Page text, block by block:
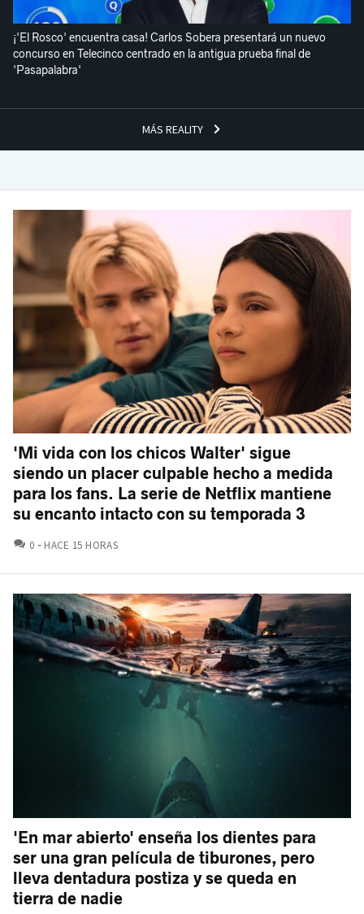
MÁS REALITY
¡'El Rosco' encuentra casa! Carlos Sobera presentará un nuevo
concurso en Telecinco centrado en la antigua prueba final de
'Pasapalabra'
'Mi vida con los chicos Walter' sigue
siendo un placer culpable hecho a medida
para los fans. La serie de Netflix mantiene
su encanto intacto con su temporada 3
0 COMENTARIOS
HACE 15 HORAS
'En mar abierto' enseña los dientes para
ser una gran película de tiburones, pero
lleva dentadura postiza y se queda en
tierra de nadie